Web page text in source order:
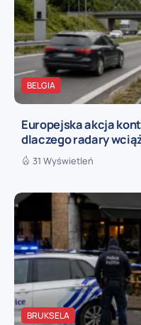
BELGIA
Europejska akcja
dlaczego radary
31 Wyświetleń
BRUKSELA